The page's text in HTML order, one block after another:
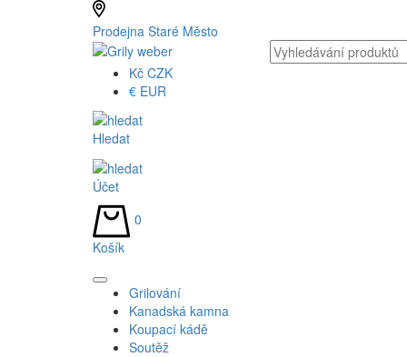
Prodejna Staré Město
Kč CZK
€ EUR
Hledat
Účet
0
Košík
Grilování
Kanadská kamna
Koupací kádě
Soutěž